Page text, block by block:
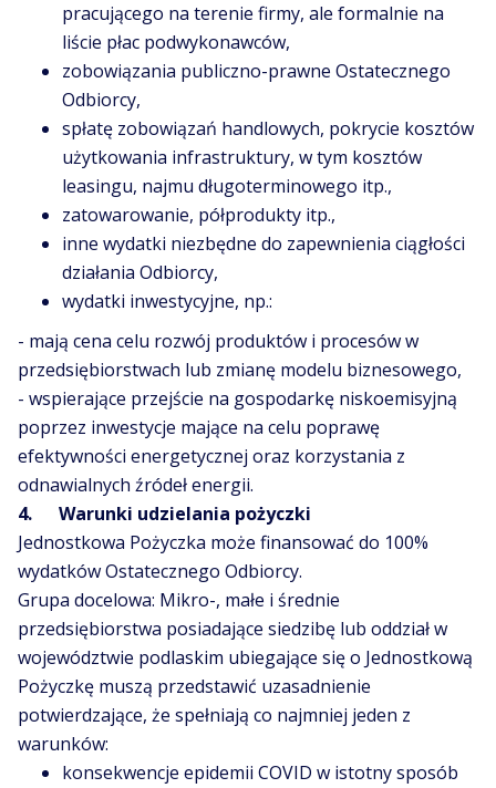
pracującego na terenie firmy, ale formalnie na
liście płac podwykonawców,
zobowiązania publiczno-prawne Ostatecznego
Odbiorcy,
spłatę zobowiązań handlowych, pokrycie kosztów
użytkowania infrastruktury, w tym kosztów
leasingu, najmu długoterminowego itp.,
zatowarowanie, półprodukty itp.,
inne wydatki niezbędne do zapewnienia ciągłości
działania Odbiorcy,
wydatki inwestycyjne, np.:
- mają cena celu rozwój produktów i procesów w
przedsiębiorstwach lub zmianę modelu biznesowego,
- wspierające przejście na gospodarkę niskoemisyjną
poprzez inwestycje mające na celu poprawę
efektywności energetycznej oraz korzystania z
odnawialnych źródeł energii.
4. Warunki udzielania pożyczki
Jednostkowa Pożyczka może finansować do 100%
wydatków Ostatecznego Odbiorcy.
Grupa docelowa: Mikro-, małe i średnie
przedsiębiorstwa posiadające siedzibę lub oddział w
województwie podlaskim ubiegające się o Jednostkową
Pożyczkę muszą przedstawić uzasadnienie
potwierdzające, że spełniają co najmniej jeden z
warunków:
konsekwencje epidemii COVID w istotny sposób